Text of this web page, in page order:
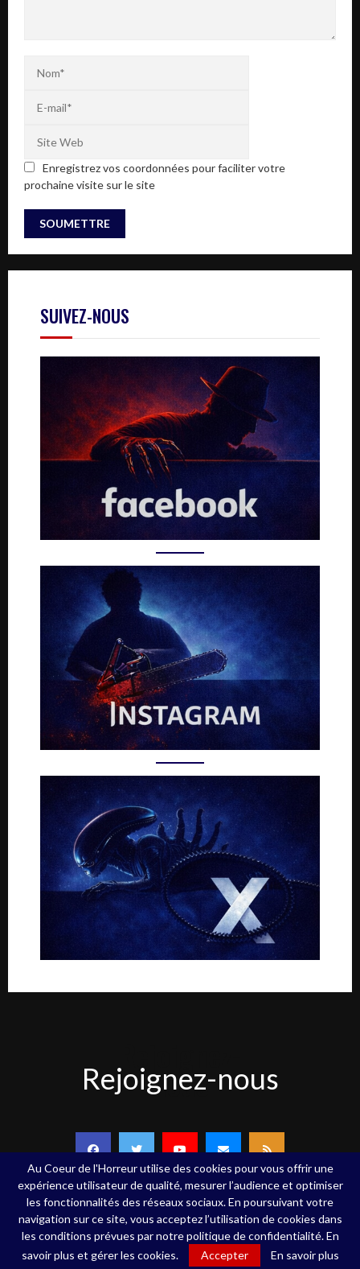
Enregistrez vos coordonnées pour faciliter votre
prochaine visite sur le site
SUIVEZ-NOUS
nous
Rejoignez-nous
Copyright ©Au Coeur de l'Horreur - 2020 - Tous droits réservés
Qui sommes-nous Contact Mentions légales
Au Coeur de l'Horreur utilise des cookies pour vous offrir une
expérience utilisateur de qualité, mesurer l’audience et optimiser
les fonctionnalités des réseaux sociaux. En poursuivant votre
navigation sur ce site, vous acceptez l’utilisation de cookies dans
les conditions prévues par notre politique de confidentialité. En
savoir plus et gérer les cookies.
Accepter En savoir plus